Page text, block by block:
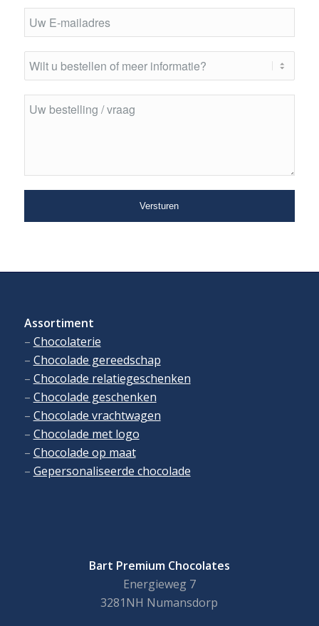
Assortiment
– Chocolaterie
– Chocolade gereedschap
– Chocolade relatiegeschenken
– Chocolade geschenken
– Chocolade vrachtwagen
– Chocolade met logo
– Chocolade op maat
– Gepersonaliseerde chocolade
Bart Premium Chocolates
Energieweg 7
3281NH Numansdorp